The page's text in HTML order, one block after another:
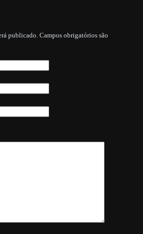
publicado. Campos obrigatórios são